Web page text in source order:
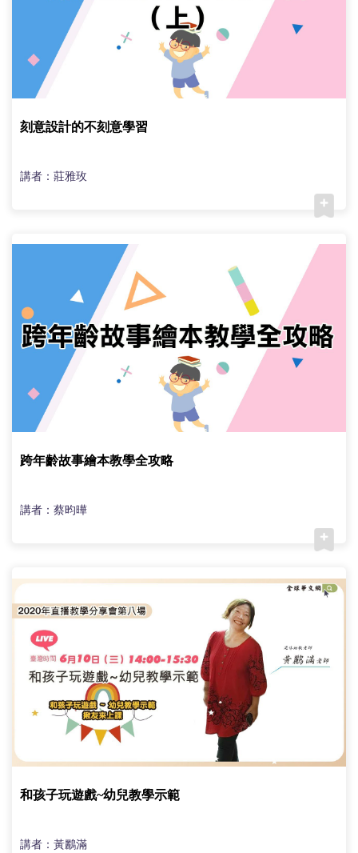
刻意設計的不刻意學習
講者：莊雅玫
跨年齡故事繪本教學全攻略
講者：蔡昀曄
和孩子玩遊戲~幼兒教學示範
講者：黃鸝滿